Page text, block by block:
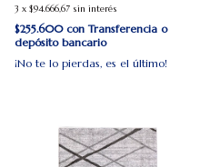
3 x $94.666,67 sin interés
$255.600 con Transferencia o
depósito bancario
¡No te lo pierdas, es el último!